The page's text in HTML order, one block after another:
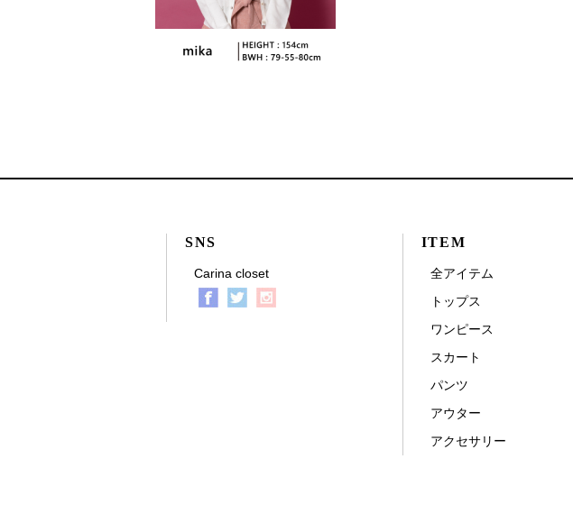
SNS
Carina closet
ITEM
全アイテム
トップス
ワンピース
スカート
パンツ
アウター
アクセサリー